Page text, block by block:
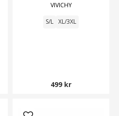
VIVICHY
S/L XL/3XL
499 kr